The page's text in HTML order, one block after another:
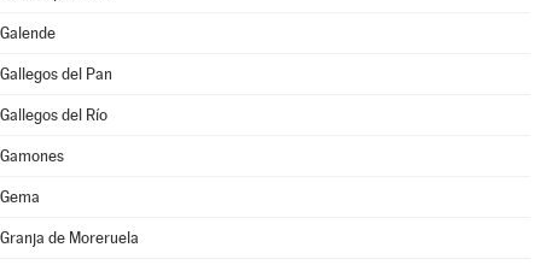
Galende
Gallegos del Pan
Gallegos del Río
Gamones
Gema
Granja de Moreruela